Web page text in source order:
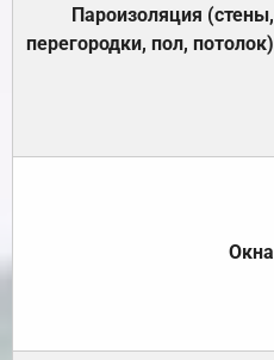
Пароизоляция (стены,
перегородки, пол, потолок)
Окна